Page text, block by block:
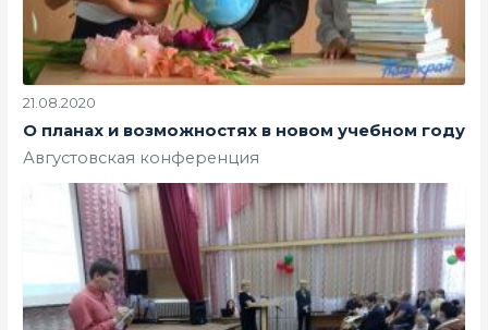
21.08.2020
О планах и возможностях в новом учебном году
Августовская конференция